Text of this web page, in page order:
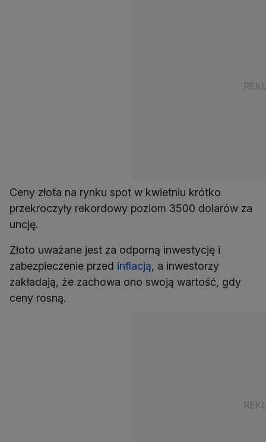
Ceny złota na rynku spot w kwietniu krótko
przekroczyły rekordowy poziom 3500 dolarów za
uncję.
Złoto uważane jest za odporną inwestycję i
zabezpieczenie przed inflacją, a inwestorzy
zakładają, że zachowa ono swoją wartość, gdy